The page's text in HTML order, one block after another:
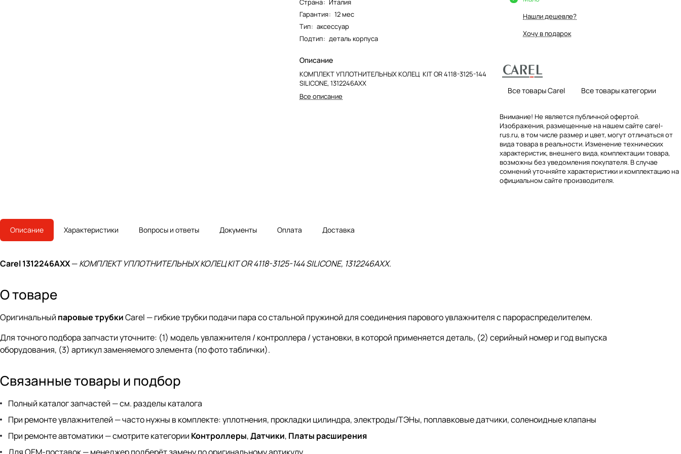
Страна: Италия
Гарантия: 12 мес
Тип: аксессуар
Подтип: деталь корпуса
Описание
КОМПЛЕКТ УПЛОТНИТЕЛЬНЫХ КОЛЕЦ KIT OR 4118-3125-144
SILICONE, 1312246AXX
Все описание
Нашли дешевле?
Хочу в подарок
Все товары Carel Все товары категории
Внимание! Не является публичной офертой.
Изображения, размещенные на нашем сайте carel-
rus.ru, в том числе размер и цвет, могут отличаться от
вида товара в реальности. Изменение технических
характеристик, внешнего вида, комплектации товара,
возможны без уведомления покупателя. В случае
сомнений уточняйте характеристики и комплектацию на
официальном сайте производителя.
Описание Характеристики Вопросы и ответы Документы Оплата Доставка
Carel 1312246AXX—КОМПЛЕКТ УПЛОТНИТЕЛЬНЫХ КОЛЕЦ KIT OR 4118-3125-144 SILICONE, 1312246AXX.
О товаре
Оригинальный паровые трубкиCarel — гибкие трубки подачи пара со стальной пружиной для соединения парового увлажнителя с парораспределителем.
Для точного подбора запчасти уточните: (1) модель увлажнителя / контроллера / установки, в которой применяется деталь, (2) серийный номер и год выпуска
оборудования, (3) артикул заменяемого элемента (по фото таблички).
Связанные товары и подбор
Полный каталог запчастей —см. разделы каталога
При ремонте увлажнителей — часто нужны в комплекте: уплотнения, прокладки цилиндра, электроды/ТЭНы, поплавковые датчики, соленоидные клапаны
При ремонте автоматики — смотрите категории Контроллеры,Датчики, Платы расширения